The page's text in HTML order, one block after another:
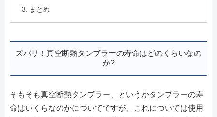
まとめ
ズバリ！真空断熱タンブラーの寿命はどのくらいなの
か?
そもそも真空断熱タンブラー、というかタンブラーの寿
命はいくらなのかについてですが、これについては使用